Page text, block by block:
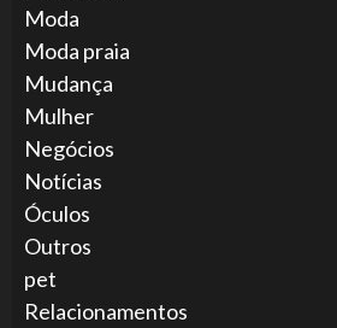
Moda
Moda praia
Mudança
Mulher
Negócios
Notícias
Óculos
Outros
pet
Relacionamentos